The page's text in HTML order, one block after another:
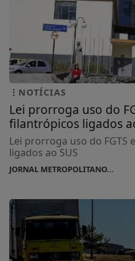
NOTÍCIAS
Lei prorroga uso do
filantrópicos ligados
Lei prorroga uso do
ligados ao SUS
JORNAL METROPOLITANO...